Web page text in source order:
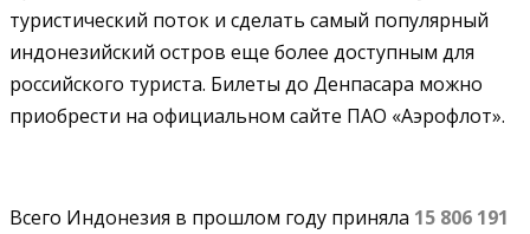
туристический поток и сделать самый популярный
индонезийский остров еще более доступным для
российского туриста. Билеты до Денпасара можно
приобрести на официальном сайте ПАО «Аэрофлот».
Всего Индонезия в прошлом году приняла 15 806 191